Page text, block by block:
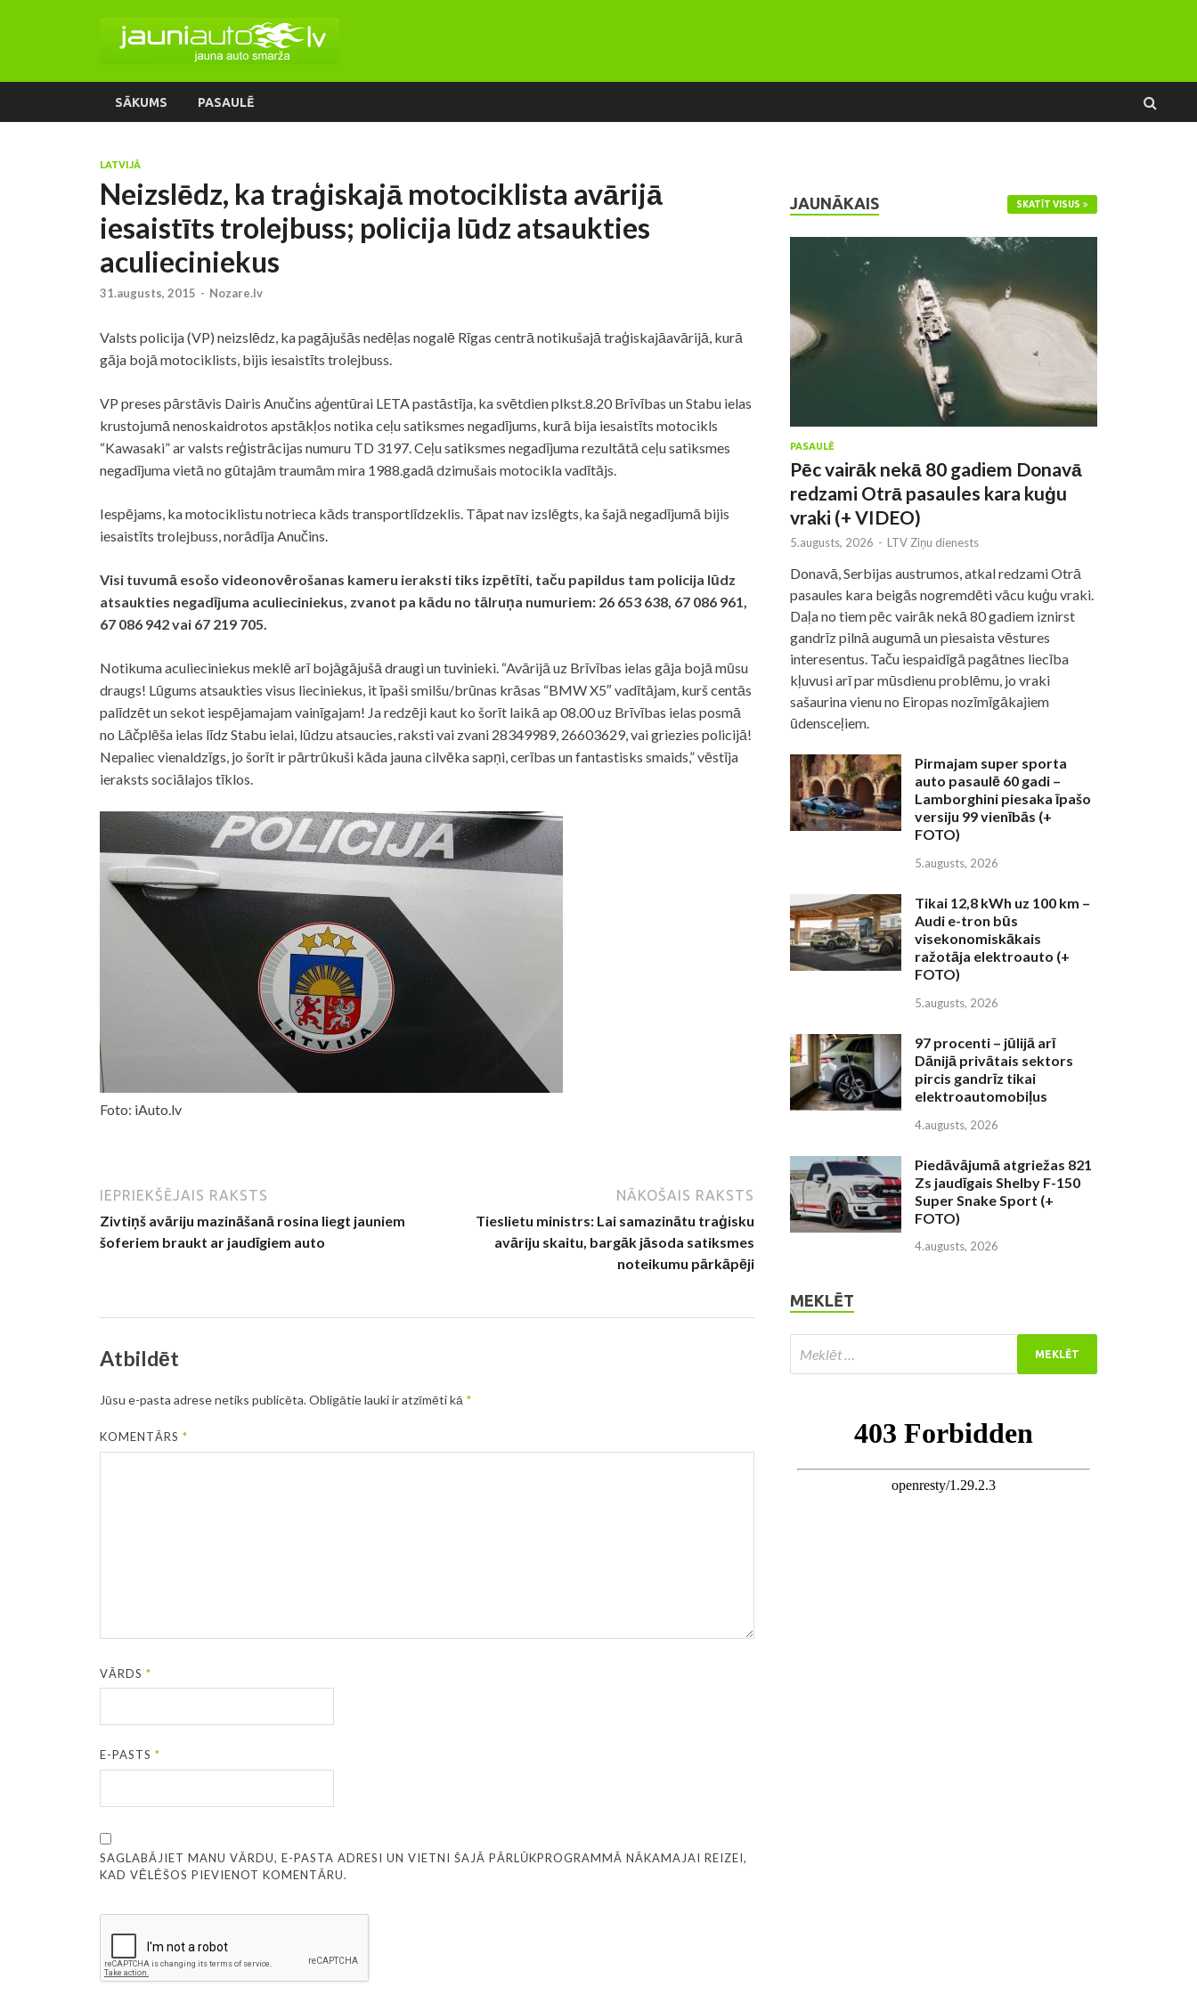
SĀKUMS PASAULĒ
LATVIJĀ
Neizslēdz, ka traģiskajā motociklista avārijā
iesaistīts trolejbuss; policija lūdz atsaukties
aculieciniekus
31.augusts, 2015 - Nozare.lv
Valsts policija (VP) neizslēdz, ka pagājušās nedēļas nogalē Rīgas centrā notikušajā traģiskajāavārijā, kurā
gāja bojā motociklists, bijis iesaistīts trolejbuss.
VP preses pārstāvis Dairis Anučins aģentūrai LETA pastāstīja, ka svētdien plkst.8.20 Brīvības un Stabu ielas
krustojumā nenoskaidrotos apstākļos notika ceļu satiksmes negadījums, kurā bija iesaistīts motocikls
“Kawasaki” ar valsts reģistrācijas numuru TD 3197. Ceļu satiksmes negadījuma rezultātā ceļu satiksmes
negadījuma vietā no gūtajām traumām mira 1988.gadā dzimušais motocikla vadītājs.
Iespējams, ka motociklistu notrieca kāds transportlīdzeklis. Tāpat nav izslēgts, ka šajā negadījumā bijis
iesaistīts trolejbuss, norādīja Anučins.
Visi tuvumā esošo videonovērošanas kameru ieraksti tiks izpētīti, taču papildus tam policija lūdz
atsaukties negadījuma aculieciniekus, zvanot pa kādu no tālruņa numuriem: 26 653 638, 67 086 961,
67 086 942 vai 67 219 705.
Notikuma aculieciniekus meklē arī bojāgājušā draugi un tuvinieki. “Avārijā uz Brīvības ielas gāja bojā mūsu
draugs! Lūgums atsaukties visus lieciniekus, it īpaši smilšu/brūnas krāsas “BMW X5″ vadītājam, kurš centās
palīdzēt un sekot iespējamajam vainīgajam! Ja redzēji kaut ko šorīt laikā ap 08.00 uz Brīvības ielas posmā
no Lāčplēša ielas līdz Stabu ielai, lūdzu atsaucies, raksti vai zvani 28349989, 26603629, vai griezies policijā!
Nepaliec vienaldzīgs, jo šorīt ir pārtrūkuši kāda jauna cilvēka sapņi, cerības un fantastisks smaids,” vēstīja
ieraksts sociālajos tīklos.
Foto: iAuto.lv
IEPRIEKŠĒJAIS RAKSTS
Zivtiņš avāriju mazināšanā rosina liegt jauniem
šoferiem braukt ar jaudīgiem auto
NĀKOŠAIS RAKSTS
Tieslietu ministrs: Lai samazinātu traģisku
avāriju skaitu, bargāk jāsoda satiksmes
noteikumu pārkāpēji
Atbildēt
Jūsu e-pasta adrese netiks publicēta.Obligātie lauki ir atzīmēti kā *
KOMENTĀRS*
VĀRDS*
E-PASTS*
SAGLABĀJIET MANU VĀRDU, E-PASTA ADRESI UN VIETNI ŠAJĀ PĀRLŪKPROGRAMMĀ NĀKAMAJAI REIZEI,
KAD VĒLĒŠOS PIEVIENOT KOMENTĀRU.
JAUNĀKAIS SKATĪT VISUS
PASAULĒ
Pēc vairāk nekā 80 gadiem Donavā
redzami Otrā pasaules kara kuģu
vraki (+ VIDEO)
5.augusts, 2026 - LTV Ziņu dienests
Donavā, Serbijas austrumos, atkal redzami Otrā
pasaules kara beigās nogremdēti vācu kuģu vraki.
Daļa no tiem pēc vairāk nekā 80 gadiem iznirst
gandrīz pilnā augumā un piesaista vēstures
interesentus. Taču iespaidīgā pagātnes liecība
kļuvusi arī par mūsdienu problēmu, jo vraki
sašaurina vienu no Eiropas nozīmīgākajiem
ūdensceļiem.
Pirmajam super sporta
auto pasaulē 60 gadi –
Lamborghini piesaka īpašo
versiju 99 vienībās (+
FOTO)
5.augusts, 2026
Tikai 12,8 kWh uz 100 km –
Audi e-tron būs
visekonomiskākais
ražotāja elektroauto (+
FOTO)
5.augusts, 2026
97 procenti – jūlijā arī
Dānijā privātais sektors
pircis gandrīz tikai
elektroautomobiļus
4.augusts, 2026
Piedāvājumā atgriežas 821
Zs jaudīgais Shelby F-150
Super Snake Sport (+
FOTO)
4.augusts, 2026
MEKLĒT